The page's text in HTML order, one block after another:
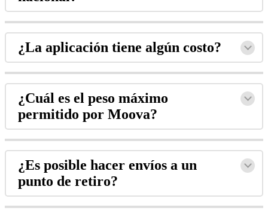
¿La aplicación tiene algún costo?
¿Cuál es el peso máximo
permitido por Moova?
¿Es posible hacer envíos a un
punto de retiro?